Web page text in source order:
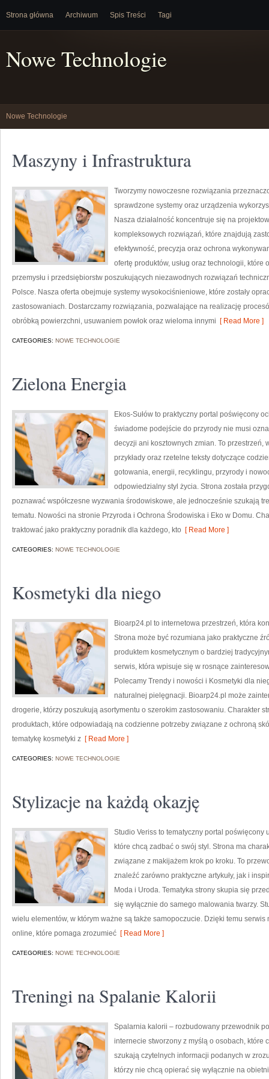
Strona główna Archiwum Spis Treści Tagi
Nowe Technologie
Nowe Technologie
Maszyny i Infrastruktura
Tworzymy nowoczesne rozwiązania
sprawdzone systemy oraz urządzenia
Nasza działalność koncentruje się na
kompleksowych rozwiązań, które znajdują
efektywność, precyzja oraz ochrona
ofertę produktów, usług oraz technologii,
przemysłu i przedsiębiorstw poszukujących niezawodnych rozwiązań
Polsce. Nasza oferta obejmuje systemy wysokociśnieniowe, które zostały
zastosowaniach. Dostarczamy rozwiązania, pozwalające na realizację
obróbką powierzchni, usuwaniem powłok oraz wieloma innymi [ Read More ]
CATEGORIES: NOWE TECHNOLOGIE
Zielona Energia
Ekos-Sułów to praktyczny portal poświęcony
świadome podejście do przyrody nie musi
decyzji ani kosztownych zmian. To przestrzeń,
przykłady oraz rzetelne teksty dotyczące
gotowania, energii, recyklingu, przyrody i
odpowiedzialny styl życia. Strona została
poznawać współczesne wyzwania środowiskowe, ale jednocześnie szukają
tematu. Nowości na stronie Przyroda i Ochrona Środowiska i Eko w Domu.
traktować jako praktyczny poradnik dla każdego, kto [ Read More ]
CATEGORIES: NOWE TECHNOLOGIE
Kosmetyki dla niego
Bioarp24.pl to internetowa przestrzeń, która
Strona może być rozumiana jako praktyczne
produktem kosmetycznym o bardziej
serwis, która wpisuje się w rosnące
Polecamy Trendy i nowości i Kosmetyki dla
naturalnej pielęgnacji. Bioarp24.pl może
drogerie, którzy poszukują asortymentu o szerokim zastosowaniu. Charakter
produktach, które odpowiadają na codzienne potrzeby związane z ochroną
tematykę kosmetyki z [ Read More ]
CATEGORIES: NOWE TECHNOLOGIE
Stylizacje na każdą okazję
Studio Veriss to tematyczny portal
które chcą zadbać o swój styl. Strona ma
związane z makijażem krok po kroku. To
znaleźć zarówno praktyczne artykuły, jak i
Moda i Uroda. Tematyka strony skupia się
się wyłącznie do samego malowania twarzy.
wielu elementów, w którym ważne są także samopoczucie. Dzięki temu
online, które pomaga zrozumieć [ Read More ]
CATEGORIES: NOWE TECHNOLOGIE
Treningi na Spalanie Kalorii
Spalarnia kalorii – rozbudowany przewodnik
internecie stworzony z myślą o osobach, które
szukają czytelnych informacji podanych w
którzy nie chcą opierać się wyłącznie na